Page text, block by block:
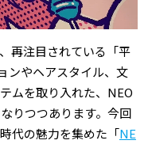
再注目されている「平
ンやヘアスタイル、文
ムを取り入れた、NEO
りつつあります。今回
代の魅力を集めた「NE